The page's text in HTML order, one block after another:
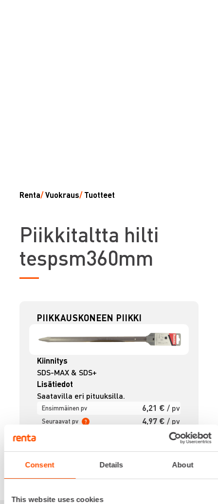
Consent Details About
This website uses cookies
Renta/Vuokraus/ Tuotteet
Piikkitaltta hilti
tespsm360mm
PIIKKAUSKONEEN PIIKKI
Kiinnitys
SDS-MAX & SDS+
Lisätiedot
Saatavilla eri pituuksilla.
Ensimmäinen pv 6,21 € / pv
Seuraavat pv ? 4,97 € / pv
/ kk